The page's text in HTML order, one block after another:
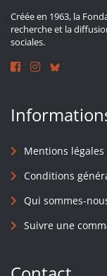
Créée en 1963, la
recherche et la
sociales.
Mentions légales
Conditions
Qui sommes-
Suivre une